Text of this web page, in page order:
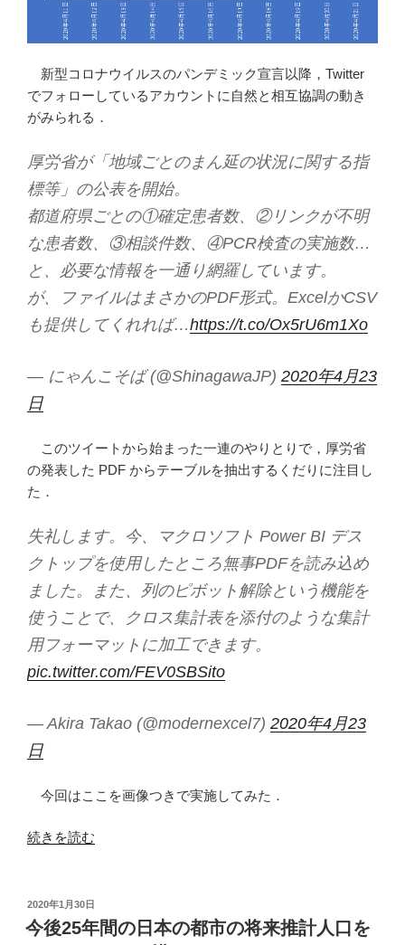
新型コロナウイルスのパンデミック宣言以降，Twitter
でフォローしているアカウントに自然と相互協調の動き
がみられる．
厚労省が「地域ごとのまん延の状況に関する指
標等」の公表を開始。
都道府県ごとの①確定患者数、②リンクが不明
な患者数、③相談件数、④PCR検査の実施数…
と、必要な情報を一通り網羅しています。
が、ファイルはまさかのPDF形式。ExcelかCSV
も提供してくれれば…https://t.co/Ox5rU6m1Xo
— にゃんこそば (@ShinagawaJP) 2020年4月23
日
このツイートから始まった一連のやりとりで，厚労省
の発表した PDF からテーブルを抽出するくだりに注目し
た．
失礼します。今、マクロソフト Power BI デス
クトップを使用したところ無事PDFを読み込め
ました。また、列のピボット解除という機能を
使うことで、クロス集計表を添付のような集計
用フォーマットに加工できます。
pic.twitter.com/FEV0SBSito
— Akira Takao (@modernexcel7) 2020年4月23
日
今回はここを画像つきで実施してみた．
“厚
「地
域
続きを読む
投
稿
日:
2020年1月30日
今後25年間の日本の都市の将来推計人口を